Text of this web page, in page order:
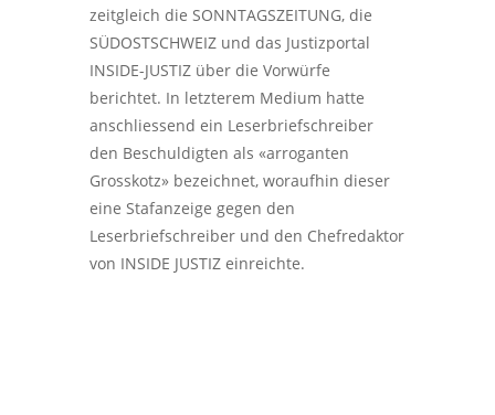
zeitgleich die SONNTAGSZEITUNG, die
SÜDOSTSCHWEIZ und das Justizportal
INSIDE-JUSTIZ über die Vorwürfe
berichtet. In letzterem Medium hatte
anschliessend ein Leserbriefschreiber
den Beschuldigten als «arroganten
Grosskotz» bezeichnet, woraufhin dieser
eine Stafanzeige gegen den
Leserbriefschreiber und den Chefredaktor
von INSIDE JUSTIZ einreichte.